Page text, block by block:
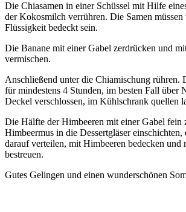
Die Chiasamen in einer Schüssel mit Hilfe
der Kokosmilch verrühren. Die Samen
Flüssigkeit bedeckt sein.
Die Banane mit einer Gabel zerdrücken und
vermischen.
Anschließend unter die Chiamischung rühren.
für mindestens 4 Stunden, im besten Fall über
Deckel verschlossen, im Kühlschrank quellen
Die Hälfte der Himbeeren mit einer Gabel fein
Himbeermus in die Dessertgläser
darauf verteilen, mit Himbeeren bedecken
bestreuen.
Gutes Gelingen und einen wunderschönen